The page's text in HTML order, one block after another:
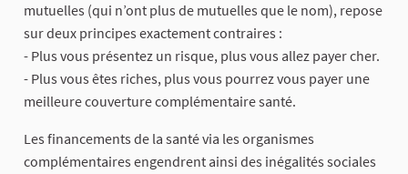
mutuelles (qui n’ont plus de mutuelles que le nom), repose
sur deux principes exactement contraires :
- Plus vous présentez un risque, plus vous allez payer cher.
- Plus vous êtes riches, plus vous pourrez vous payer une
meilleure couverture complémentaire santé.
Les financements de la santé via les organismes
complémentaires engendrent ainsi des inégalités sociales